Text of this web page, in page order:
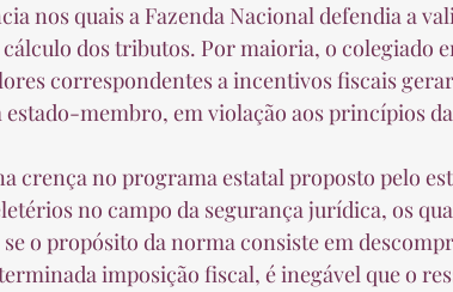
nos quais a Fazenda Nacional defendia a
dos tributos. Por maioria, o colegiado
correspondentes a incentivos fiscais
membro, em violação aos princípios
no campo da segurança jurídica, os
o propósito da norma consiste em
imposição fiscal, é inegável que o